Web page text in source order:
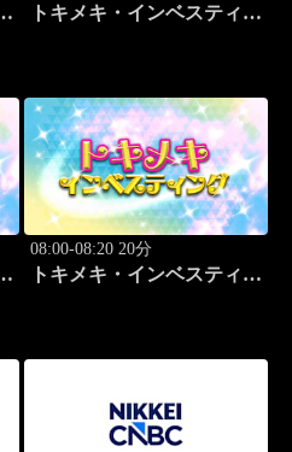
トキメキ・インベスティン
08:00-08:20 20分
トキメキ・インベスティン